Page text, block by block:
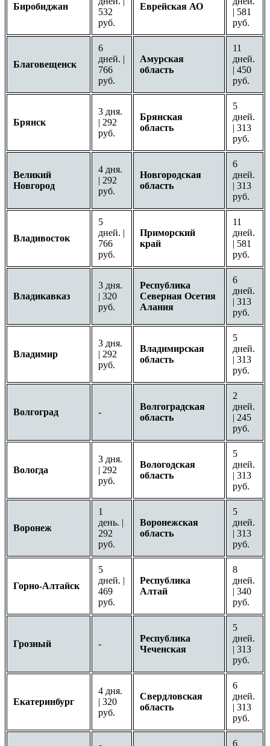
Биробиджан
532
руб.
Еврейская АО
| 581
руб.
Благовещенск
6
дней. |
766
руб.
Амурская
область
11
дней.
| 450
руб.
Брянск
3 дня.
| 292
руб.
Брянская
область
5
дней.
| 313
руб.
Великий
Новгород
4 дня.
| 292
руб.
Новгородская
область
6
дней.
| 313
руб.
Владивосток
5
дней. |
766
руб.
Приморский
край
11
дней.
| 581
руб.
Владикавказ
3 дня.
| 320
руб.
Республика
Северная Осетия
Алания
6
дней.
| 313
руб.
Владимир
3 дня.
| 292
руб.
Владимирская
область
5
дней.
| 313
руб.
Волгоград -
Волгоградская
область
2
дней.
| 245
руб.
Вологда
3 дня.
| 292
руб.
Вологодская
область
5
дней.
| 313
руб.
Воронеж
1
день. |
292
руб.
Воронежская
область
5
дней.
| 313
руб.
Горно-Алтайск
5
дней. |
469
руб.
Республика
Алтай
8
дней.
| 340
руб.
Грозный -
Республика
Чеченская
5
дней.
| 313
руб.
Екатеринбург
4 дня.
| 320
руб.
Свердловская
область
6
дней.
| 313
руб.
6